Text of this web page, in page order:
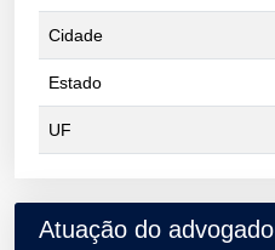
Cidade
Estado
UF
Atuação do advogado